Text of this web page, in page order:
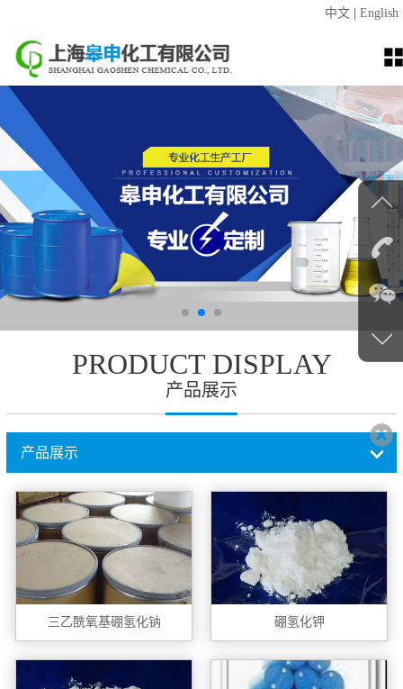
中文 English
PRODUCT DISPLAY
产品展示
产品展示
三乙酰氧基硼氢化钠 硼氢化钾